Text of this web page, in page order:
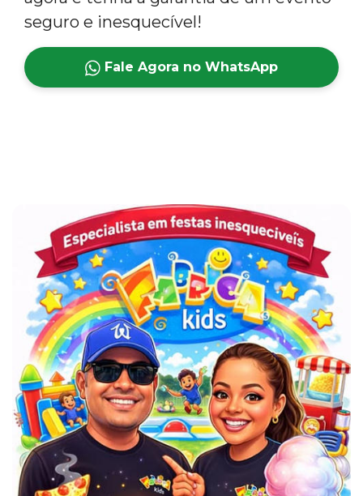
seguro e inesquecível!
Fale Agora no WhatsApp